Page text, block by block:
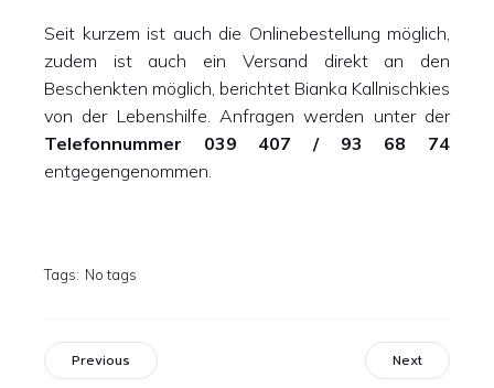
Seit kurzem ist auch die Onlinebestellung möglich,
zudem ist auch ein Versand direkt an den
Beschenkten möglich, berichtet Bianka Kallnischkies
von der Lebenshilfe. Anfragen werden unter der
Telefonnummer 039 407 / 93 68 74
entgegengenommen.
Tags: No tags
Previous Next